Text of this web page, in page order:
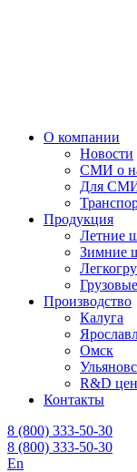
О компании
Новости
СМИ о
Для
Продукция
Летние
Зимние
Производство
Калуга
Омск
R&D
Контакты
8 (800) 333-50-30
8 (800) 333-50-30
En